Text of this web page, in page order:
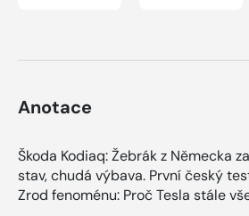
Anotace
Škoda Kodiaq: Žebrák z Německa
stav, chudá výbava. První český
Zrod fenoménu: Proč Tesla stále